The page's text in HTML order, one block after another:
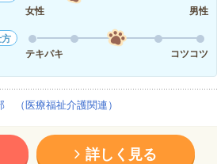
女性
男性
テキパキ
コツコツ
（医療福祉介護関連）
詳しく見る